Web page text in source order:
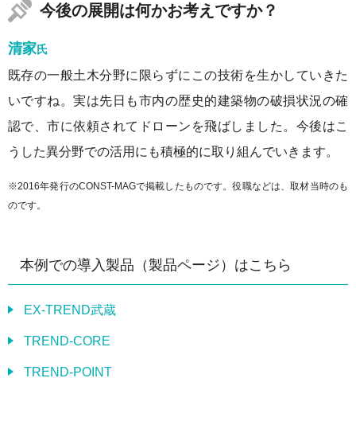
今後の展開は何かお考えですか？
清家氏
既存の一般土木分野に限らずにこの技術を生かしていきた
いですね。実は先日も市内の歴史的建築物の破損状況の確
認で、市に依頼されてドローンを飛ばしました。今後はこ
うした異分野での活用にも積極的に取り組んでいきます。
※2016年発行のCONST-MAGで掲載したものです。役職などは、取材当時のも
のです。
本例での導入製品（製品ページ）はこちら
EX-TREND武蔵
TREND-CORE
TREND-POINT